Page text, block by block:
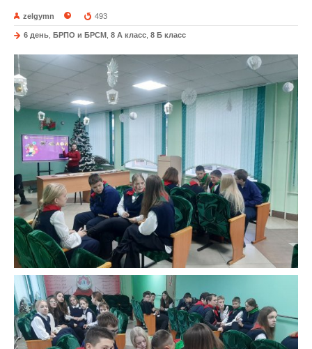
zelgymn 493
6 день БРПО и БРСМ 8 A класс 8 Б класс